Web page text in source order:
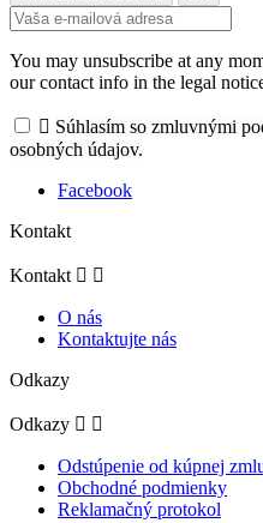
You may unsubscribe at any
our contact info in the legal
 Súhlasím so zmluvnými
osobných údajov.
Facebook
Kontakt
Kontakt  
O nás
Kontaktujte nás
Odkazy
Odkazy  
Odstúpenie od kúpnej
Obchodné podmienky
Reklamačný protokol